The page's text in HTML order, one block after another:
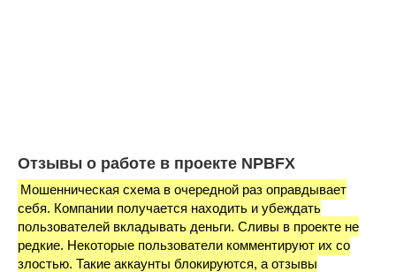
Отзывы о работе в проекте NPBFX
Мошенническая схема в очередной раз оправдывает
себя. Компании получается находить и убеждать
пользователей вкладывать деньги. Сливы в проекте не
редкие. Некоторые пользователи комментируют их со
злостью. Такие аккаунты блокируются, а отзывы